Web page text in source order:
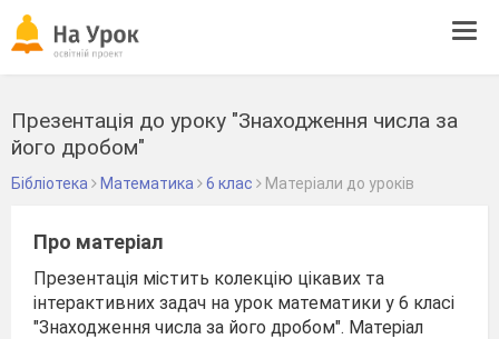
Презентація до уроку "Знаходження числа за
його дробом"
Бібліотека Математика 6 клас Матеріали до уроків
Про матеріал
Презентація містить колекцію цікавих та
інтерактивних задач на урок математики у 6 класі
"Знаходження числа за його дробом". Матеріал